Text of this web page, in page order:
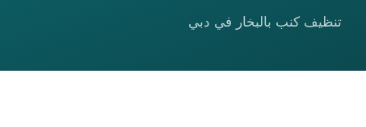
تنظيف كنب بالبخار في دبي